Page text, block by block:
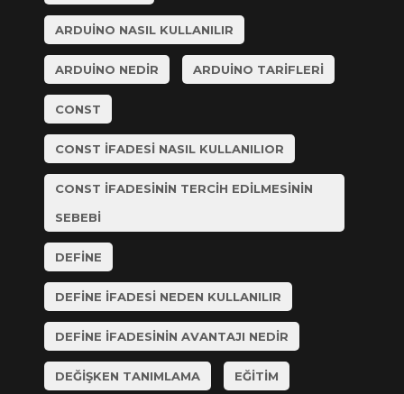
ARDUINO NASIL KULLANILIR
ARDUINO NEDIR ARDUINO TARIFLERI
CONST
CONST IFADESI NASIL KULLANILIOR
CONST IFADESININ TERCIH EDILMESININ
SEBEBI
DEFINE
DEFINE IFADESI NEDEN KULLANILIR
DEFINE IFADESININ AVANTAJI NEDIR
DEĞIŞKEN TANIMLAMA EĞITIM